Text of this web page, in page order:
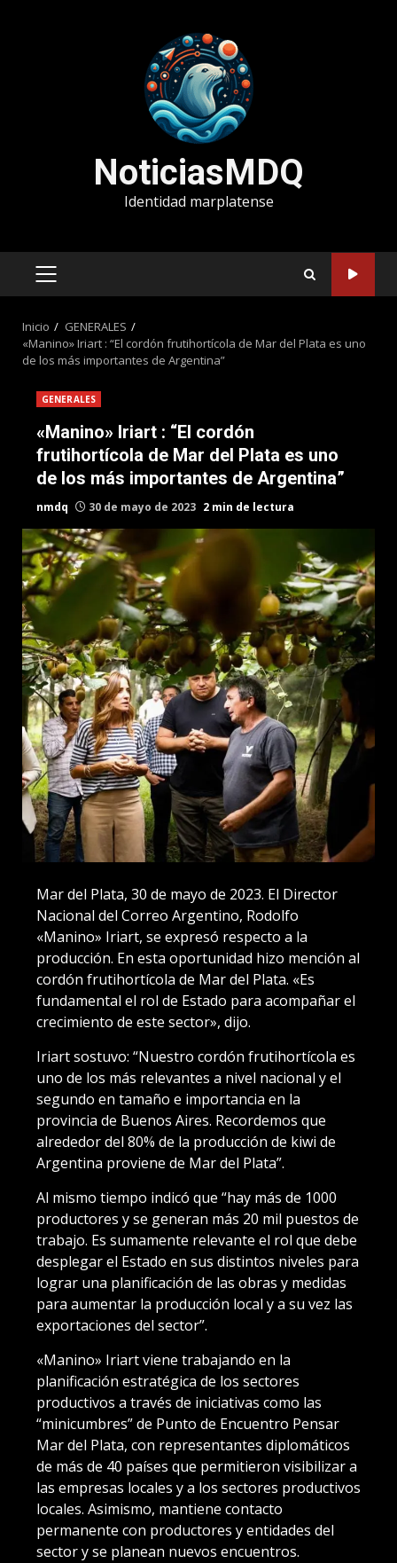
NoticiasMDQ
Identidad marplatense
MENÚ
Inicio
GENERALES
«Manino» Iriart : “El cordón frutihortícola de Mar del Plata es uno
de los más importantes de Argentina”
GENERALES
«Manino» Iriart : “El cordón
frutihortícola de Mar del Plata es uno
de los más importantes de Argentina”
nmdq 30 de mayo de 2023 2 min de lectura
Mar del Plata, 30 de mayo de 2023. El Director
Nacional del Correo Argentino, Rodolfo
«Manino» Iriart, se expresó respecto a la
producción. En esta oportunidad hizo mención al
cordón frutihortícola de Mar del Plata. «Es
fundamental el rol de Estado para acompañar el
crecimiento de este sector», dijo.
Iriart sostuvo: “Nuestro cordón frutihortícola es
uno de los más relevantes a nivel nacional y el
segundo en tamaño e importancia en la
provincia de Buenos Aires. Recordemos que
alrededor del 80% de la producción de kiwi de
Argentina proviene de Mar del Plata”.
Al mismo tiempo indicó que “hay más de 1000
productores y se generan más 20 mil puestos de
trabajo. Es sumamente relevante el rol que debe
desplegar el Estado en sus distintos niveles para
lograr una planificación de las obras y medidas
para aumentar la producción local y a su vez las
exportaciones del sector”.
«Manino» Iriart viene trabajando en la
planificación estratégica de los sectores
productivos a través de iniciativas como las
“minicumbres” de Punto de Encuentro Pensar
Mar del Plata, con representantes diplomáticos
de más de 40 países que permitieron visibilizar a
las empresas locales y a los sectores productivos
locales. Asimismo, mantiene contacto
permanente con productores y entidades del
sector y se planean nuevos encuentros.